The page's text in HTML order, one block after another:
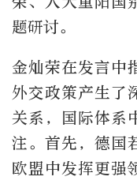
题研讨。
金灿荣在发言中
外交政策产生了
关系，国际体系
注。首先，德国
欧盟中发挥更强